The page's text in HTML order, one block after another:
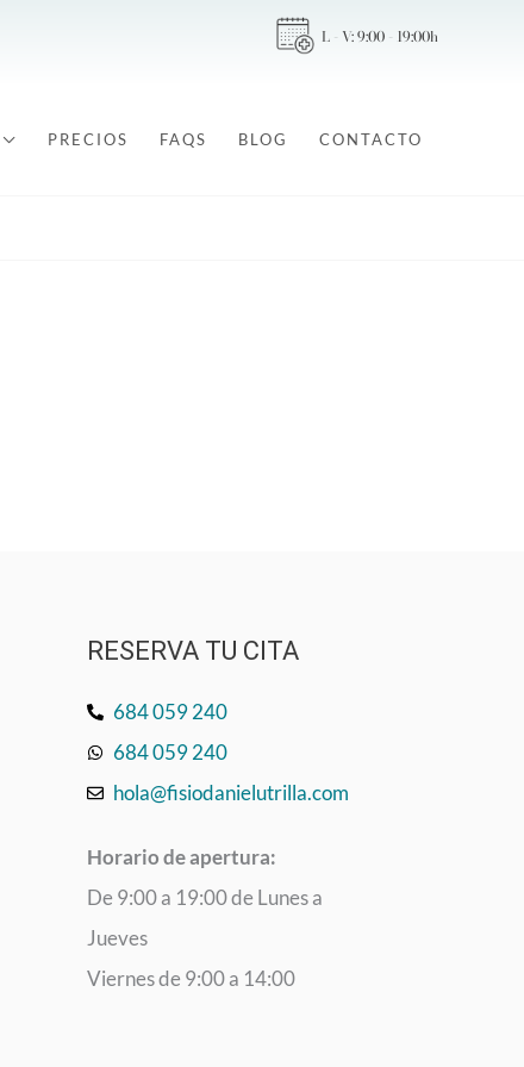
L - V: 9:00 - 19:00h
PRECIOS FAQS BLOG CONTACTO
RESERVA TU CITA
684 059 240
684 059 240
hola@fisiodanielutrilla.com
Horario de apertura:
De 9:00 a 19:00 de Lunes a
Jueves
Viernes de 9:00 a 14:00